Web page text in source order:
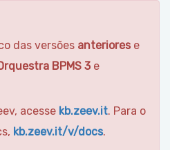
das versões anteriores e
BPMS 3 e
acesse kb.zeev.it. Para o
kb.zeev.it/v/docs.